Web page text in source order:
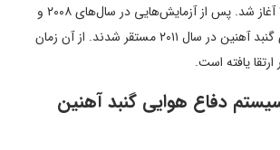
اولین بار در سال ۲۰۰۷ آغاز شد. پس از آزمایش‌هایی در سال‌های ۲۰۰۸ و
۲۰۰۹، اولین باتری‌های گنبد آهنین در سال ۲۰۱۱ مستقر شدند. از آن زمان
یافته است.
دفاع هوایی گنبد آهنین